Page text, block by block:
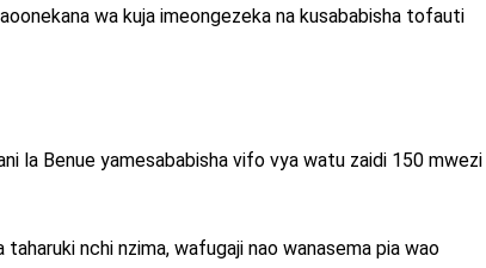
wa kuja imeongezeka na kusababisha tofauti
la Benue yamesababisha vifo vya watu zaidi 150 mwezi
nchi nzima, wafugaji nao wanasema pia wao